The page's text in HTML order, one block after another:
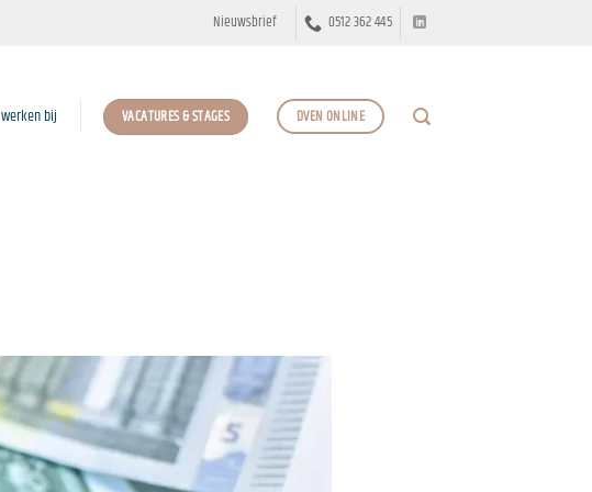
Nieuwsbrief 0512 362 445
werken bij VACATURES & STAGES DVEN ONLINE